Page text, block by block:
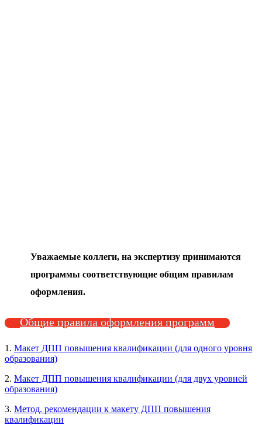
Уважаемые коллеги, на экспертизу принимаются
программы соответствующие общим правилам
оформления.
Общие правила оформления программ
1. Макет ДПП повышения квалификации (для одного уровня
образования)
2. Макет ДПП повышения квалификации (для двух уровней
образования)
3. Метод. рекомендации к макету ДПП повышения
квалификации